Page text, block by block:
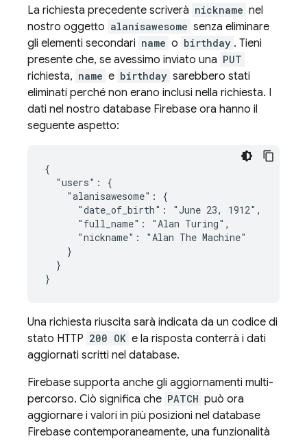
La richiesta precedente scriverà nickname nel
nostro oggetto alanisawesome senza eliminare
gli elementi secondari name o birthday . Tieni
presente che, se avessimo inviato una PUT
richiesta, name e birthday sarebbero stati
eliminati perché non erano inclusi nella richiesta. I
dati nel nostro database Firebase ora hanno il
seguente aspetto:
{
  "users": {
    "alanisawesome": {
      "date_of_birth": "June 23, 1912",
      "full_name": "Alan Turing",
      "nickname": "Alan The Machine"
    }
  }
}
Una richiesta riuscita sarà indicata da un codice di
stato HTTP 200 OK e la risposta conterrà i dati
aggiornati scritti nel database.
Firebase supporta anche gli aggiornamenti multi-
percorso. Ciò significa che PATCH può ora
aggiornare i valori in più posizioni nel database
Firebase contemporaneamente, una funzionalità